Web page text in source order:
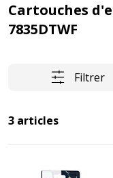
Cartouches
7835DTWF
Filtrer
3 articles